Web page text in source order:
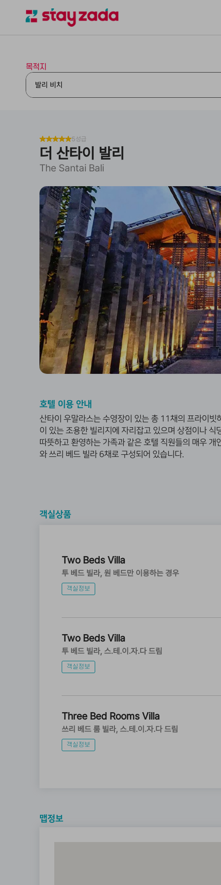
목적지
5성급
더 산타이 발리
The Santai Bali
호텔 이용 안내
산타이 우말라스는 수영장이 있는 총 11채의 프라이
이 있는 조용한 빌리지에 자리잡고 있으며 상점이나
따뜻하고 환영하는 가족과 같은 호텔 직원들의 매우
와 쓰리 베드 빌라 6채로 구성되어 있습니다.
객실상품
Two Beds Villa
투 베드 빌라 원 베드만 이용하는 경우
객실정보
Two Beds Villa
투 베드 빌라 스.테.이.자.다 드림
객실정보
Three Bed Rooms Villa
쓰리 베드 룸 빌라 스.테.이.자.다 드림
객실정보
맵정보